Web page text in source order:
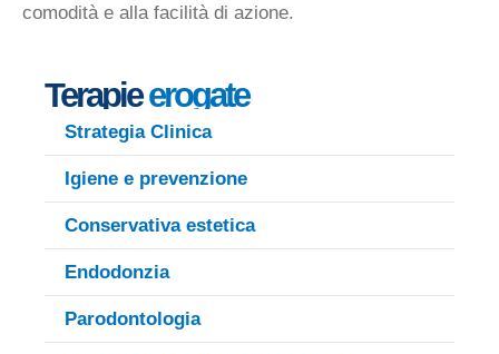
comodità e alla facilità di azione.
Terapieerogate
Strategia Clinica
Igiene e prevenzione
Conservativa estetica
Endodonzia
Parodontologia